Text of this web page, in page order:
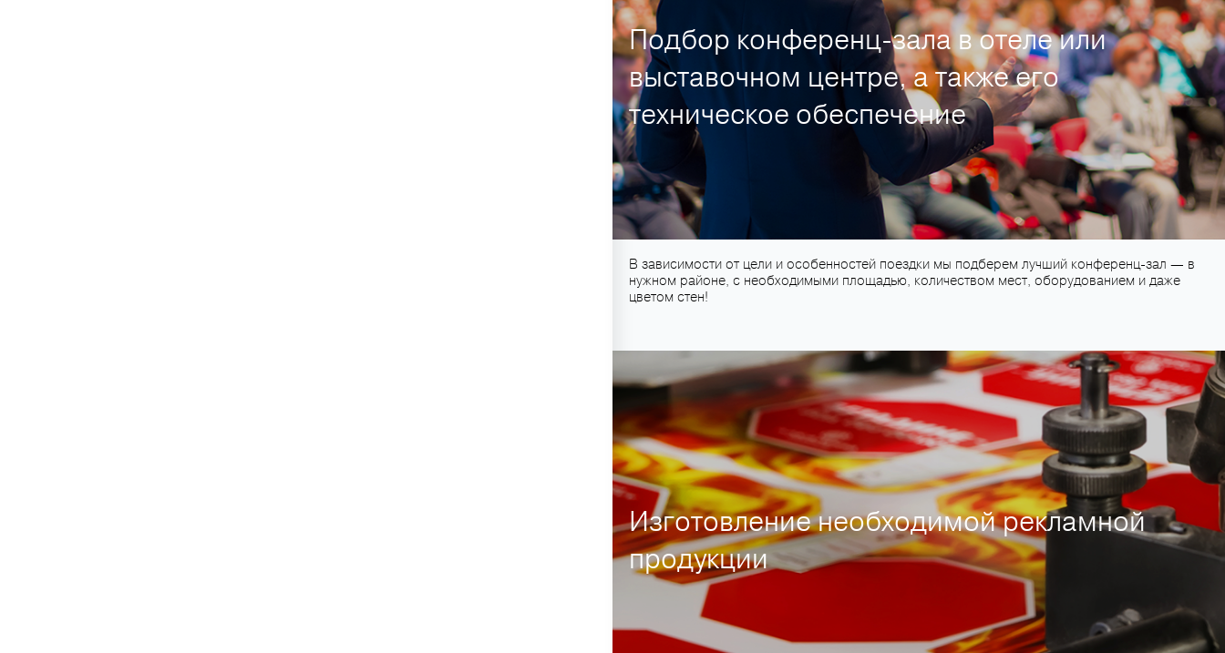
Подбор конференц-зала в отеле или
выставочном центре, а также его
техническое обеспечение
В зависимости от цели и особенностей поездки мы подберем лучший конференц-зал — в
нужном районе, с необходимыми площадью, количеством мест, оборудованием и даже
цветом стен!
Изготовление необходимой рекламной
продукции